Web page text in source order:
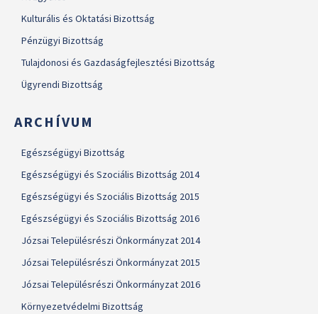
Kulturális és Oktatási Bizottság
Pénzügyi Bizottság
Tulajdonosi és Gazdaságfejlesztési Bizottság
Ügyrendi Bizottság
ARCHÍVUM
Egészségügyi Bizottság
Egészségügyi és Szociális Bizottság 2014
Egészségügyi és Szociális Bizottság 2015
Egészségügyi és Szociális Bizottság 2016
Józsai Településrészi Önkormányzat 2014
Józsai Településrészi Önkormányzat 2015
Józsai Településrészi Önkormányzat 2016
Környezetvédelmi Bizottság